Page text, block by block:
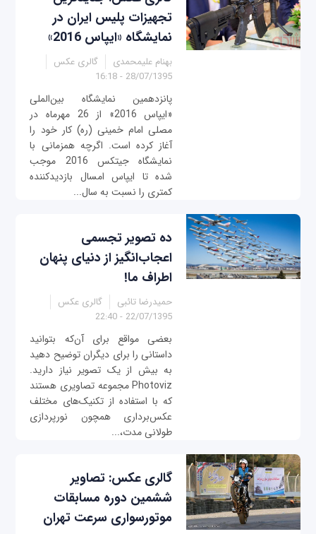
تجهیزات پلیس ایران در
نمایشگاه «ایپاس 2016»
بهنام علیمحمدی
گالری عکس
28/07/1395 - 16:18
پانزدهمین نمایشگاه بین‌الملی
«ایپاس 2016» از 26 مهرماه در
مصلی امام خمینی (ره) کار خود را
آغاز کرده است. اگرچه همزمانی با
نمایشگاه جیتکس 2016 موجب
شده تا ایپاس امسال بازدید‌کننده
کمتری را نسبت به سال...
ده تصویر تجسمی
اعجاب‌انگیز از دنیای پنهان
اطراف ما!
حمیدرضا تائبی
گالری عکس
22/07/1395 - 22:40
بعضی مواقع برای آن‌که بتوانید
داستانی را برای دیگران توضیح دهید
به بیش از یک تصویر نیاز دارید.
Photoviz مجموعه تصاویری هستند
که با استفاده از تکنیک‌های مختلف
عکس‌برداری همچون نورپردازی
طولانی مدت،...
گالری عکس: تصاویر
ششمین دوره مسابقات
موتورسواری سرعت تهران